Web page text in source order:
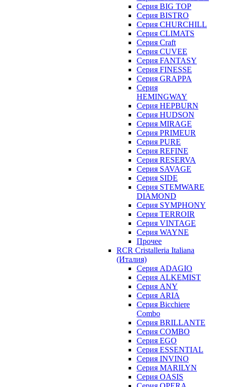
Серия BIG TOP
Серия BISTRO
Серия CHURCHILL
Серия CLIMATS
Серия Craft
Серия CUVEE
Серия FANTASY
Серия FINESSE
Серия GRAPPA
Серия
HEMINGWAY
Серия HEPBURN
Серия HUDSON
Серия MIRAGE
Серия PRIMEUR
Серия PURE
Серия REFINE
Серия RESERVA
Серия SAVAGE
Серия SIDE
Серия STEMWARE
DIAMOND
Серия SYMPHONY
Серия TERROIR
Серия VINTAGE
Серия WAYNE
Прочее
RCR Cristalleria Italiana
(Италия)
Серия ADAGIO
Серия ALKEMIST
Серия ANY
Серия ARIA
Серия Bicchiere
Combo
Серия BRILLANTE
Серия COMBO
Серия EGO
Серия ESSENTIAL
Серия INVINO
Серия MARILYN
Серия OASIS